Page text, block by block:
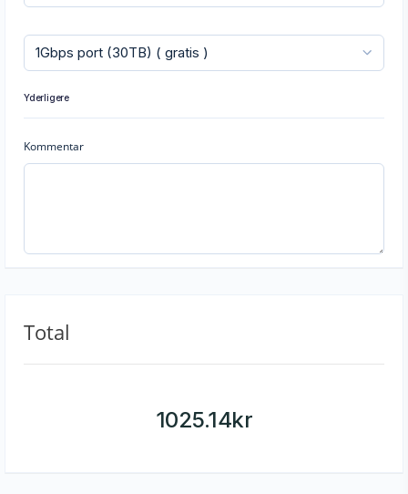
Yderligere
Kommentar
Total
1025.14kr